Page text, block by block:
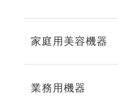
家庭用美容機器
業務用機器